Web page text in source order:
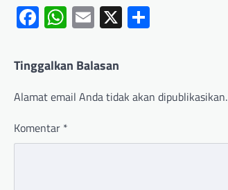
Facebook
WhatsApp
Email
X
Tinggalkan Balasan
Alamat email Anda tidak akan dipublikasikan.
Komentar *